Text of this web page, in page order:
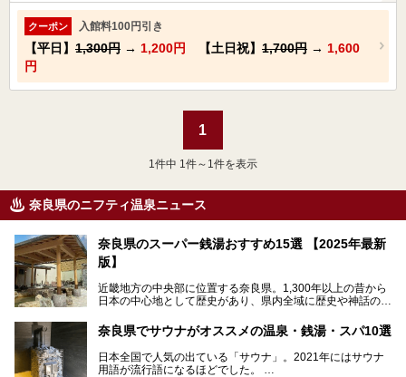
クーポン 入館料100円引き
【平日】 1,300円 → 1,200円 【土日祝】 1,700円 → 1,600
円
1
1 件中 1件～1件を表示
奈良県のニフティ温泉ニュース
奈良県のスーパー銭湯おすすめ15選 【2025年最新
版】
近畿地方の中央部に位置する奈良県。1,300年以上の昔から
日本の中心地として歴史があり、県内全域に歴史や神話の舞
界遺産があり、古代をそこかしこに感じられる地域です。
そんな奈良県のスーパー銭湯は、便利な街中にある施設か
ら、険しい山中にある秘湯までバラエティ豊か。ここでは、
奈良県で評判のスーパー銭湯をご紹介します。
奈良県でサウナがオススメの温泉・銭湯・スパ10選
日本全国で人気の出ている「サウナ」。2021年にはサウナ
用語が流行語になるほどでした。